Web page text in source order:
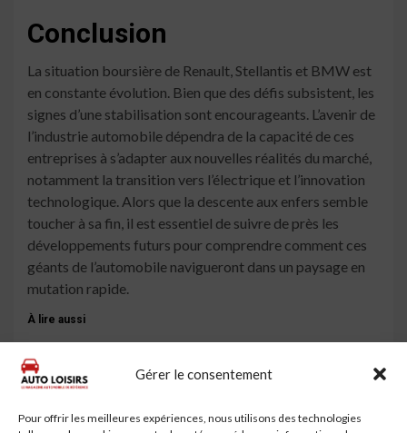
Gérer le consentement
Pour offrir les meilleures expériences, nous utilisons des technologies
Conclusion
La situation boursière de Renault, Stellantis et BMW est
en constante évolution. Bien que des défis subsistent, les
signes d’une stabilisation sont encourageants. L’avenir de
l’industrie automobile dépendra de la capacité de ces
entreprises à s’adapter aux nouvelles réalités du marché,
notamment la transition vers l’électrique et l’innovation
technologique. Alors que la descente aux enfers semble
toucher à sa fin, il est essentiel de suivre de près les
développements futurs pour comprendre comment ces
géants de l’automobile navigueront dans un paysage en
mutation rapide.
À lire aussi
boursier en mouvement
Automobile Investir ?